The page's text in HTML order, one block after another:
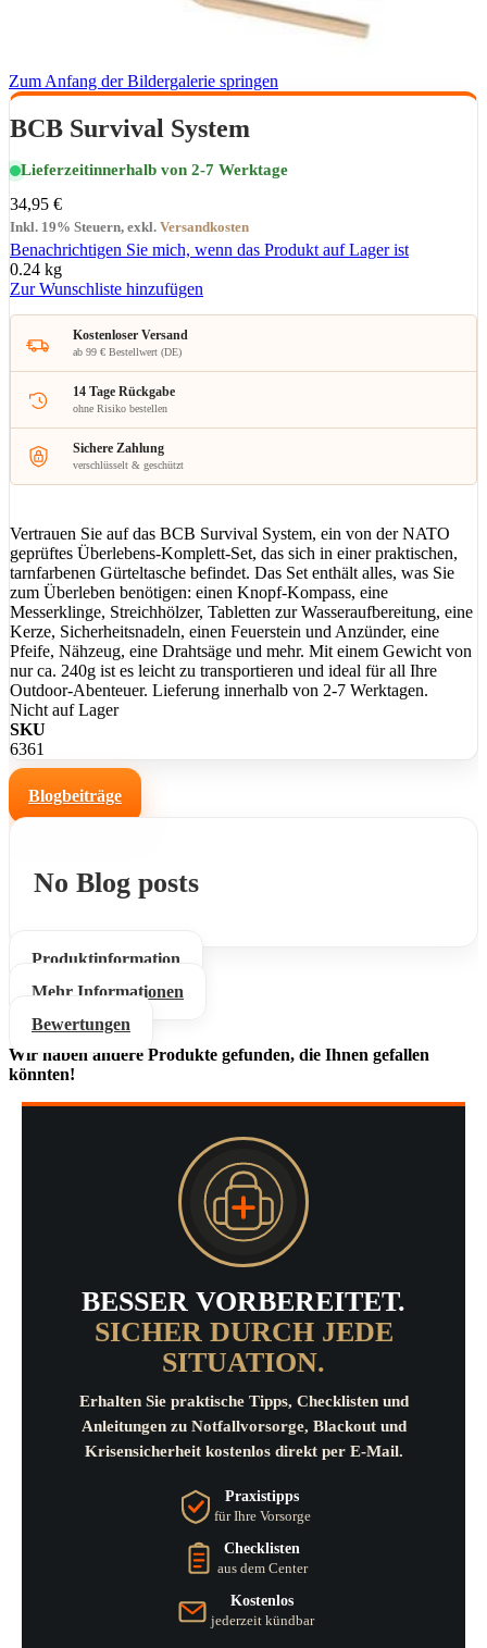
Zum Anfang der Bildergalerie springen
BCB Survival System
Lieferzeitinnerhalb von 2-7 Werktage
34,95 €
Inkl. 19% Steuern, exkl. Versandkosten
Benachrichtigen Sie mich, wenn das Produkt auf Lager ist
0.24 kg
Zur Wunschliste hinzufügen
Kostenloser Versand
ab 99 € Bestellwert (DE)
14 Tage Rückgabe
ohne Risiko bestellen
Sichere Zahlung
verschlüsselt & geschützt
Vertrauen Sie auf das BCB Survival System, ein von der NATO
geprüftes Überlebens-Komplett-Set, das sich in einer praktischen,
tarnfarbenen Gürteltasche befindet. Das Set enthält alles, was Sie
zum Überleben benötigen: einen Knopf-Kompass, eine
Messerklinge, Streichhölzer, Tabletten zur Wasseraufbereitung, eine
Kerze, Sicherheitsnadeln, einen Feuerstein und Anzünder, eine
Pfeife, Nähzeug, eine Drahtsäge und mehr. Mit einem Gewicht von
nur ca. 240g ist es leicht zu transportieren und ideal für all Ihre
Outdoor-Abenteuer. Lieferung innerhalb von 2-7 Werktagen.
Nicht auf Lager
SKU
6361
Blogbeiträge
No Blog posts
Produktinformation
Mehr Informationen
Bewertungen
Wir haben andere Produkte gefunden, die Ihnen gefallen
könnten!
BESSER VORBEREITET.
SICHER DURCH JEDE
SITUATION.
Erhalten Sie praktische Tipps, Checklisten und
Anleitungen zu Notfallvorsorge, Blackout und
Krisensicherheit kostenlos direkt per E-Mail.
Praxistipps
für Ihre Vorsorge
Checklisten
aus dem Center
Kostenlos
jederzeit kündbar